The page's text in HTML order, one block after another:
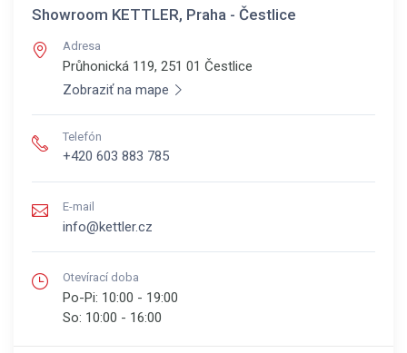
Showroom KETTLER, Praha - Čestlice
Adresa
Průhonická 119, 251 01 Čestlice
Zobraziť na mape
Telefón
+420 603 883 785
E-mail
info@kettler.cz
Otevírací doba
Po-Pi: 10:00 - 19:00
So: 10:00 - 16:00